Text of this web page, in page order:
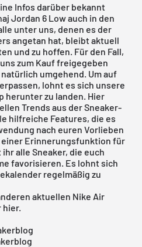
Infos darüber bekannt
Jordan 6 Low auch in den
unter uns, denen es der
angetan hat, bleibt aktuell
und zu hoffen. Für den Fall,
zum Kauf freigegeben
umgehend. Um auf
lohnt es sich unsere
herunter zu landen. Hier
Trends aus der Sneaker-
hilfreiche Features, die es
nach euren Vorlieben
Erinnerungsfunktion für
ihr alle Sneaker, die euch
favorisieren. Es lohnt sich
regelmäßig zu
aktuellen Nike Air
hier.